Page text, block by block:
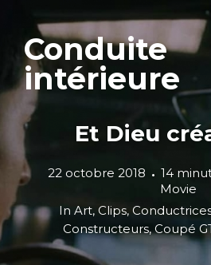
Conduite
intérieure
Et Dieu
22 octobre 2018 14
Movie
In Art, Clips,
Constructeurs, Coupé